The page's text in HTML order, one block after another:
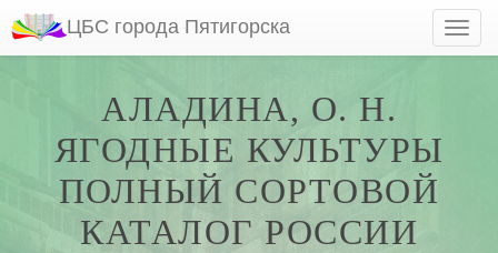
ЦБС города Пятигорска
АЛАДИНА, О. Н.
ЯГОДНЫЕ КУЛЬТУРЫ
ПОЛНЫЙ СОРТОВОЙ
КАТАЛОГ РОССИИ